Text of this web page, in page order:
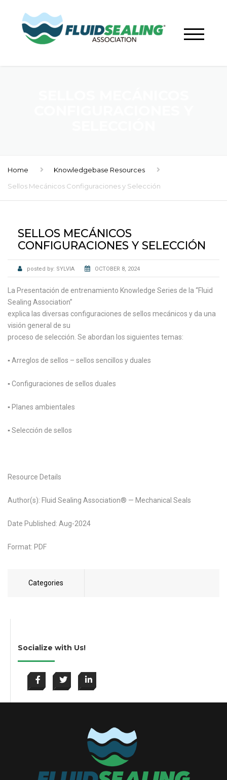
Home
Knowledgebase Resources
Sellos Mecánicos Configuraciones y Selección
SELLOS MECÁNICOS
CONFIGURACIONES Y SELECCIÓN
posted by: SYLVIA OCTOBER 8, 2024
La Presentación de entrenamiento Knowledge Series de la “Fluid
Sealing Association”
explica las diversas configuraciones de sellos mecánicos y da una
visión general de su
proceso de selección. Se abordan los siguientes temas:
▪ Arreglos de sellos – sellos sencillos y duales
▪ Configuraciones de sellos duales
▪ Planes ambientales
▪ Selección de sellos
Resource Details
Author(s): Fluid Sealing Association® — Mechanical Seals
Date Published: Aug-2024
Format: PDF
Categories
Socialize with Us!